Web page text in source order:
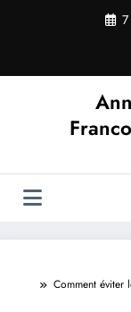
Comment éviter